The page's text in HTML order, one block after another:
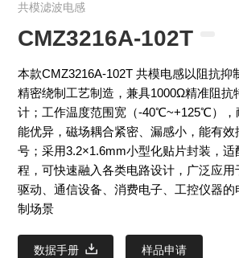
共模滤波电感
CMZ3216A-102T
本款CMZ3216A-102T 共模电感以阻抗抑
精密绕制工艺制造，兼具1000Ω精准阻抗
计；工作温度范围宽（-40℃~+125℃），
能优异，磁场耦合紧密、漏感小，能有
号；采用3.2×1.6mm小型化贴片封装，
程，可快速融入各类电路设计，广泛应用
驱动、通信设备、消费电子、工控仪器的
制场景
数据手册 样品申请